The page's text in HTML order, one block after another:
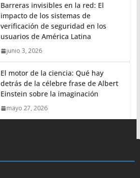
Barreras invisibles en la red: El
impacto de los sistemas de
verificación de seguridad en los
usuarios de América Latina
junio 3, 2026
El motor de la ciencia: Qué hay
detrás de la célebre frase de Albert
Einstein sobre la imaginación
mayo 27, 2026